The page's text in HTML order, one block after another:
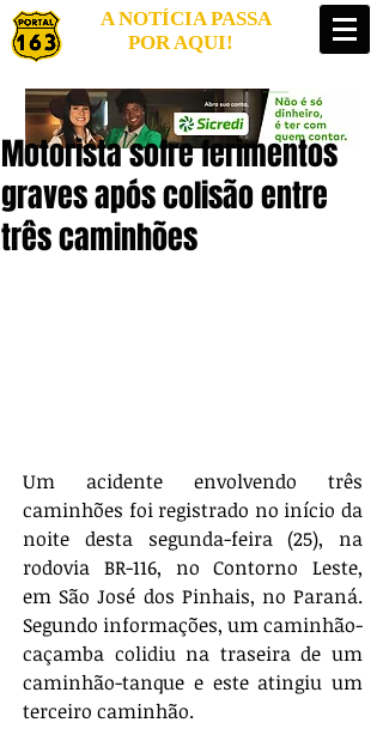
A NOTÍCIA PASSA
POR AQUI!
Motorista sofre ferimentos
graves após colisão entre
três caminhões
Um acidente envolvendo três
caminhões foi registrado no início da
noite desta segunda-feira (25), na
rodovia BR-116, no Contorno Leste,
em São José dos Pinhais, no Paraná.
Segundo informações, um caminhão-
caçamba colidiu na traseira de um
caminhão-tanque e este atingiu um
terceiro caminhão.